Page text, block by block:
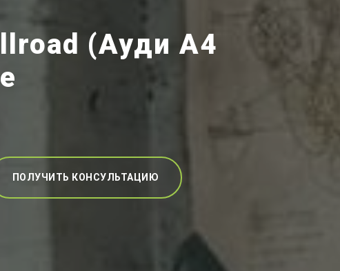
(Ауди А4
ПОЛУЧИТЬ КОНСУЛЬТАЦИЮ